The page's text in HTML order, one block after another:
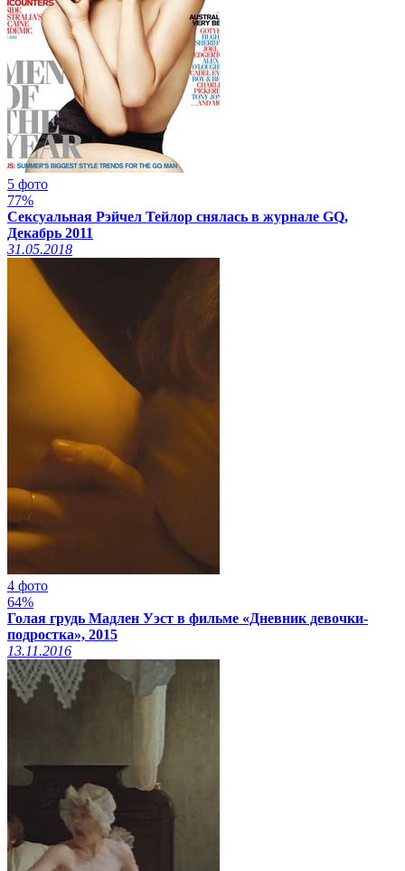
5 фото
77%
Сексуальная Рэйчел Тейлор снялась в журнале GQ,
Декабрь 2011
31.05.2018
4 фото
64%
Голая грудь Мадлен Уэст в фильме «Дневник девочки-
подростка», 2015
13.11.2016